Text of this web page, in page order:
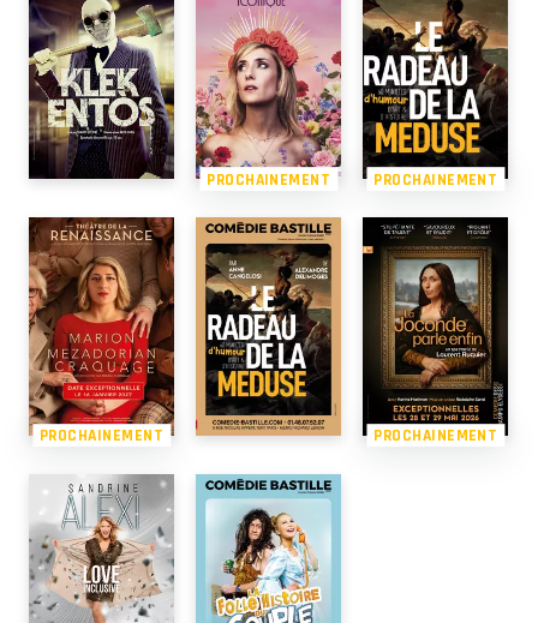
PROCHAINEMENT PROCHAINEMENT
PROCHAINEMENT PROCHAINEMENT